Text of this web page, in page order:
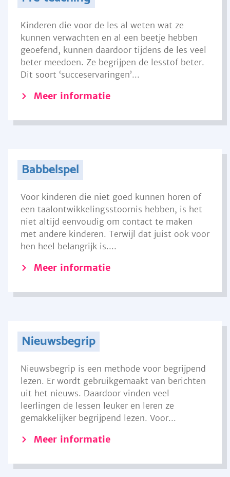
Kinderen die voor de les al weten wat ze
kunnen verwachten en al een beetje hebben
geoefend, kunnen daardoor tijdens de les veel
beter meedoen. Ze begrijpen de lesstof beter.
Dit soort ‘succeservaringen’...
Meer informatie
Babbelspel
Voor kinderen die niet goed kunnen horen of
een taalontwikkelingsstoornis hebben, is het
niet altijd eenvoudig om contact te maken
met andere kinderen. Terwijl dat juist ook voor
hen heel belangrijk is....
Meer informatie
Nieuwsbegrip
Nieuwsbegrip is een methode voor begrijpend
lezen. Er wordt gebruikgemaakt van berichten
uit het nieuws. Daardoor vinden veel
leerlingen de lessen leuker en leren ze
gemakkelijker begrijpend lezen. Voor...
Meer informatie